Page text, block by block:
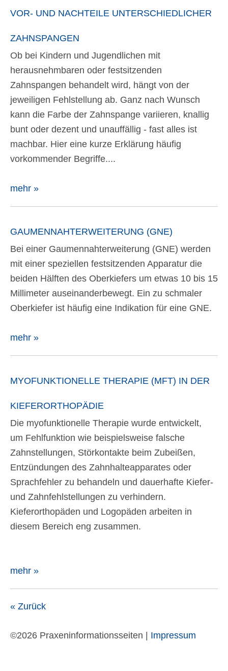
VOR- UND NACHTEILE UNTERSCHIEDLICHER
ZAHNSPANGEN
Ob bei Kindern und Jugendlichen mit
herausnehmbaren oder festsitzenden
Zahnspangen behandelt wird, hängt von der
jeweiligen Fehlstellung ab. Ganz nach Wunsch
kann die Farbe der Zahnspange variieren, knallig
bunt oder dezent und unauffällig - fast alles ist
machbar. Hier eine kurze Erklärung häufig
vorkommender Begriffe....
mehr »
GAUMENNAHTERWEITERUNG (GNE)
Bei einer Gaumennahterweiterung (GNE) werden
mit einer speziellen festsitzenden Apparatur die
beiden Hälften des Oberkiefers um etwas 10 bis 15
Millimeter auseinanderbewegt. Ein zu schmaler
Oberkiefer ist häufig eine Indikation für eine GNE.
mehr »
MYOFUNKTIONELLE THERAPIE (MFT) IN DER
KIEFERORTHOPÄDIE
Die myofunktionelle Therapie wurde entwickelt,
um Fehlfunktion wie beispielsweise falsche
Zahnstellungen, Störkontakte beim Zubeißen,
Entzündungen des Zahnhalteapparates oder
Sprachfehler zu behandeln und dauerhafte Kiefer-
und Zahnfehlstellungen zu verhindern.
Kieferorthopäden und Logopäden arbeiten in
diesem Bereich eng zusammen.
mehr »
« Zurück
©2026 Praxeninformationsseiten | Impressum